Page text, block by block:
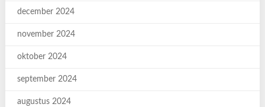
december 2024
november 2024
oktober 2024
september 2024
augustus 2024